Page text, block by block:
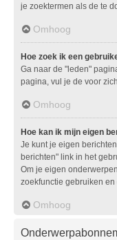
je zoektermen als de te
Omhoog
Hoe zoek ik een
Ga naar de "leden"
pagina, vul je de voor
Omhoog
Hoe kan ik mijn eigen
Je kunt je eigen
berichten" link in het
Om je eigen
zoekfunctie gebruiken
Omhoog